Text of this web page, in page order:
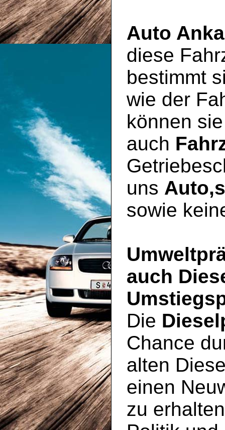
Auto
diese
bestimmt
wie der
können
auch
uns Auto,s
sowie
auch
Die
Chance
alten
einen
zu